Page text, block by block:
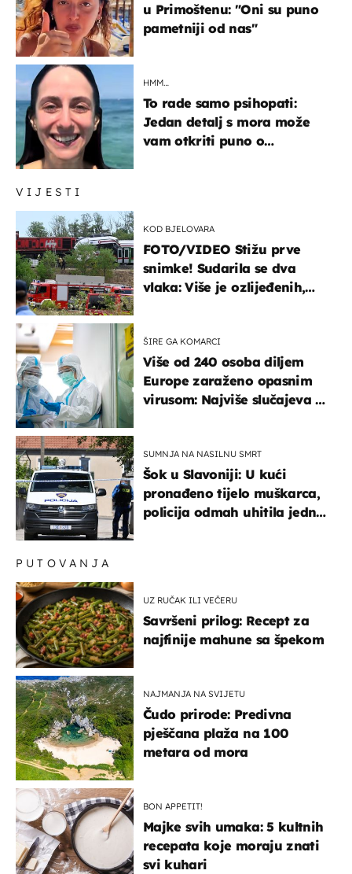
VIJESTI
KOD BJELOVARA
FOTO/VIDEO Stižu prve
snimke! Sudarila se dva
vlaka: Više je ozlijeđenih,
ŠIRE GA KOMARCI
Više od 240 osoba diljem
Europe zaraženo opasnim
virusom: Najviše slučajeva u
SUMNJA NA NASILNU SMRT
Šok u Slavoniji: U kući
pronađeno tijelo muškarca,
policija odmah uhitila jednu
u Primoštenu: "Oni su puno
pametniji od nas"
HMM…
To rade samo psihopati:
Jedan detalj s mora može
vam otkriti puno o
PUTOVANJA
UZ RUČAK ILI VEČERU
Savršeni prilog: Recept za
najfinije mahune sa špekom
NAJMANJA NA SVIJETU
Čudo prirode: Predivna
pješčana plaža na 100
metara od mora
BON APPETIT!
Majke svih umaka: 5 kultnih
recepata koje moraju znati
svi kuhari